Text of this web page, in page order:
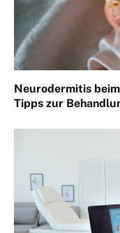
Neurodermitis
Tipps zur